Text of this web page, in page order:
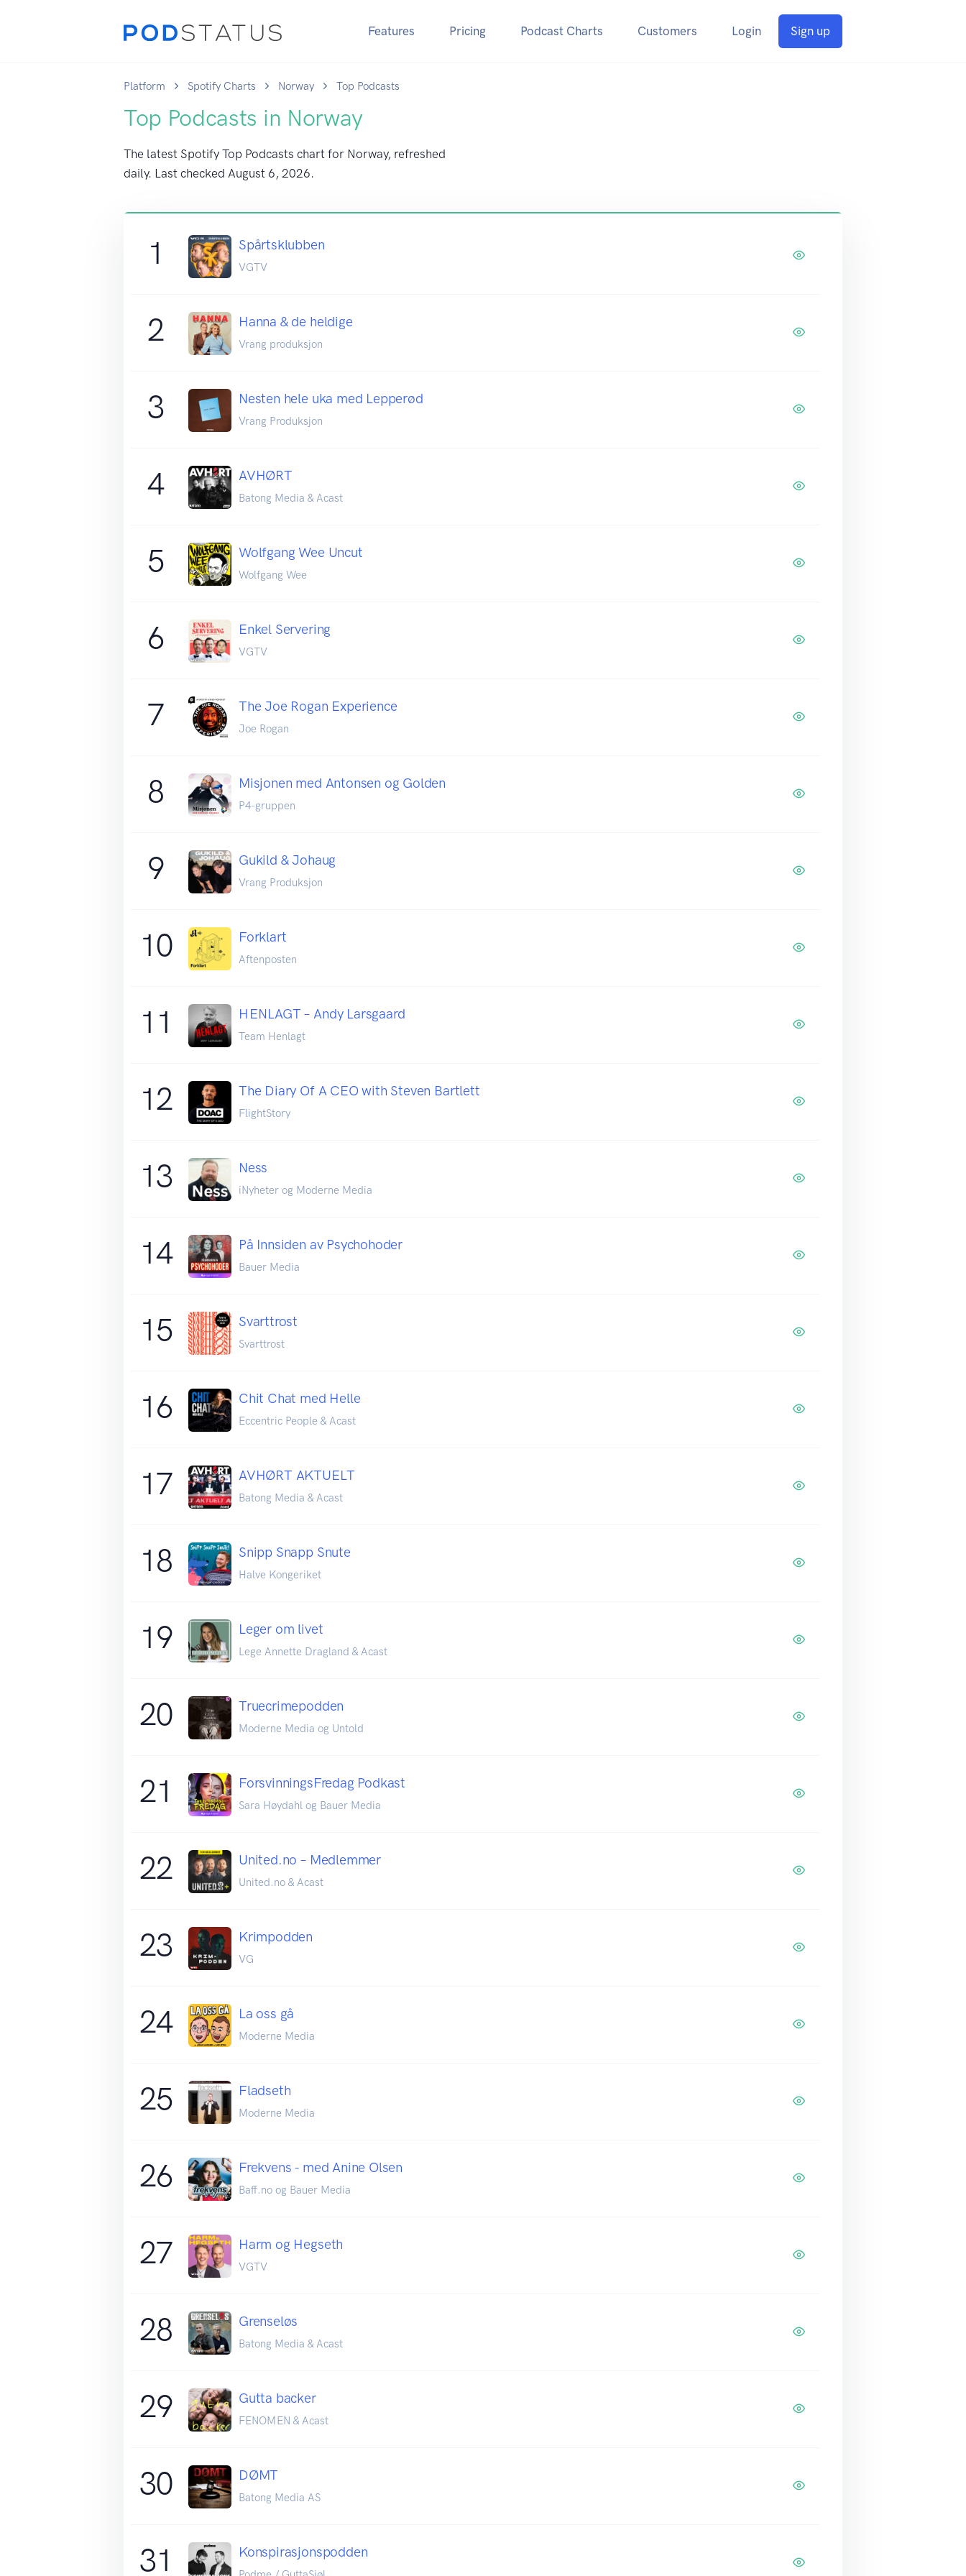
Features Pricing Podcast Charts Customers Login Sign up
Platform Spotify Charts Norway Top Podcasts
Top Podcasts in Norway
The latest Spotify Top Podcasts chart for Norway, refreshed
daily. Last checked August 6, 2026.
1 Spårtsklubben
VGTV
2 Hanna & de heldige
Vrang produksjon
3 Nesten hele uka med Lepperød
Vrang Produksjon
4 AVHØRT
Batong Media & Acast
5 Wolfgang Wee Uncut
Wolfgang Wee
6 Enkel Servering
VGTV
7 The Joe Rogan Experience
Joe Rogan
8 Misjonen med Antonsen og Golden
P4-gruppen
9 Gukild & Johaug
Vrang Produksjon
10 Forklart
Aftenposten
11 HENLAGT – Andy Larsgaard
Team Henlagt
12 The Diary Of A CEO with Steven Bartlett
FlightStory
13 Ness
iNyheter og Moderne Media
14 På Innsiden av Psychohoder
Bauer Media
15 Svarttrost
Svarttrost
16 Chit Chat med Helle
Eccentric People & Acast
17 AVHØRT AKTUELT
Batong Media & Acast
18 Snipp Snapp Snute
Halve Kongeriket
19 Leger om livet
Lege Annette Dragland & Acast
20 Truecrimepodden
Moderne Media og Untold
21 ForsvinningsFredag Podkast
Sara Høydahl og Bauer Media
22 United.no – Medlemmer
United.no & Acast
23 Krimpodden
VG
24 La oss gå
Moderne Media
25 Fladseth
Moderne Media
26 Frekvens - med Anine Olsen
Baff.no og Bauer Media
27 Harm og Hegseth
VGTV
28 Grenseløs
Batong Media & Acast
29 Gutta backer
FENOMEN & Acast
30 DØMT
Batong Media AS
31 Konspirasjonspodden